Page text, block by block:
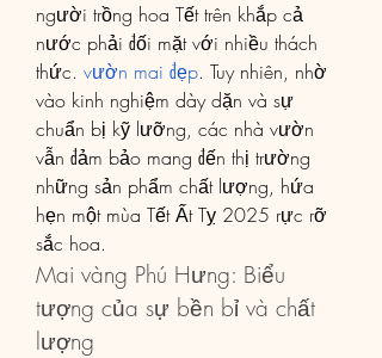
người trồng hoa Tết trên khắp cả
nước phải đối mặt với nhiều thách
thức. vườn mai đẹp. Tuy nhiên, nhờ
vào kinh nghiệm dày dặn và sự
chuẩn bị kỹ lưỡng, các nhà vườn
vẫn đảm bảo mang đến thị trường
những sản phẩm chất lượng, hứa
hẹn một mùa Tết Ất Tỵ 2025 rực rỡ
sắc hoa.
Mai vàng Phú Hưng: Biểu
tượng của sự bền bỉ và chất
lượng